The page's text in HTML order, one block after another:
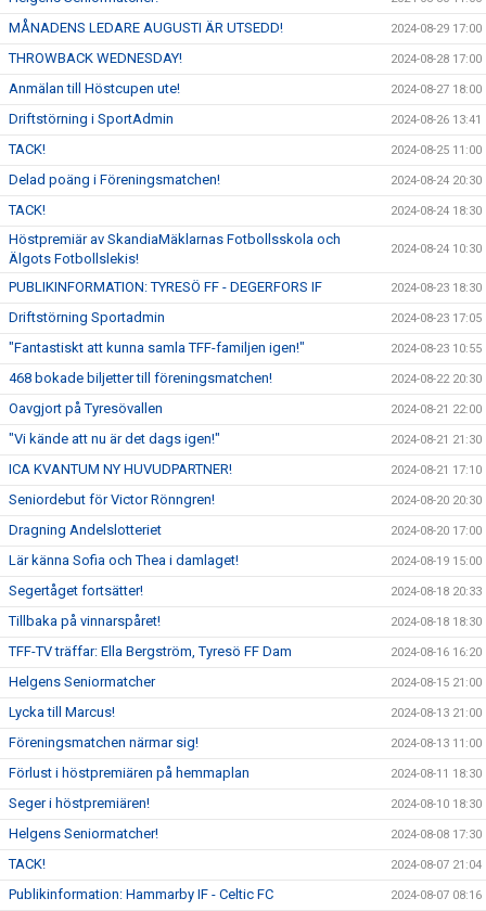
MÅNADENS LEDARE AUGUSTI ÄR UTSEDD! 2024-08-29 17:00
THROWBACK WEDNESDAY! 2024-08-28 17:00
Anmälan till Höstcupen ute! 2024-08-27 18:00
Driftstörning i SportAdmin 2024-08-26 13:41
TACK! 2024-08-25 11:00
Delad poäng i Föreningsmatchen! 2024-08-24 20:30
TACK! 2024-08-24 18:30
Höstpremiär av SkandiaMäklarnas Fotbollsskola och
Älgots Fotbollslekis!
2024-08-24 10:30
PUBLIKINFORMATION: TYRESÖ FF - DEGERFORS IF 2024-08-23 18:30
Driftstörning Sportadmin 2024-08-23 17:05
"Fantastiskt att kunna samla TFF-familjen igen!" 2024-08-23 10:55
468 bokade biljetter till föreningsmatchen! 2024-08-22 20:30
Oavgjort på Tyresövallen 2024-08-21 22:00
"Vi kände att nu är det dags igen!" 2024-08-21 21:30
ICA KVANTUM NY HUVUDPARTNER! 2024-08-21 17:10
Seniordebut för Victor Rönngren! 2024-08-20 20:30
Dragning Andelslotteriet 2024-08-20 17:00
Lär känna Sofia och Thea i damlaget! 2024-08-19 15:00
Segertåget fortsätter! 2024-08-18 20:33
Tillbaka på vinnarspåret! 2024-08-18 18:30
TFF-TV träffar: Ella Bergström, Tyresö FF Dam 2024-08-16 16:20
Helgens Seniormatcher 2024-08-15 21:00
Lycka till Marcus! 2024-08-13 21:00
Föreningsmatchen närmar sig! 2024-08-13 11:00
Förlust i höstpremiären på hemmaplan 2024-08-11 18:30
Seger i höstpremiären! 2024-08-10 18:30
Helgens Seniormatcher! 2024-08-08 17:30
TACK! 2024-08-07 21:04
Publikinformation: Hammarby IF - Celtic FC 2024-08-07 08:16